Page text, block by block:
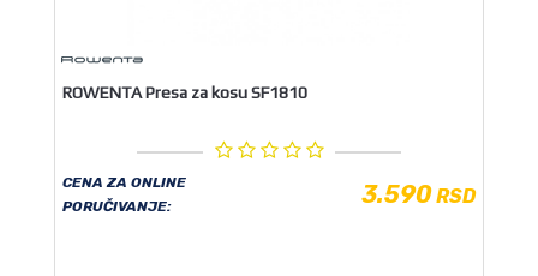
ROWENTA Presa za kosu SF1810
CENA ZA ONLINE
PORUČIVANJE:
3.590RSD